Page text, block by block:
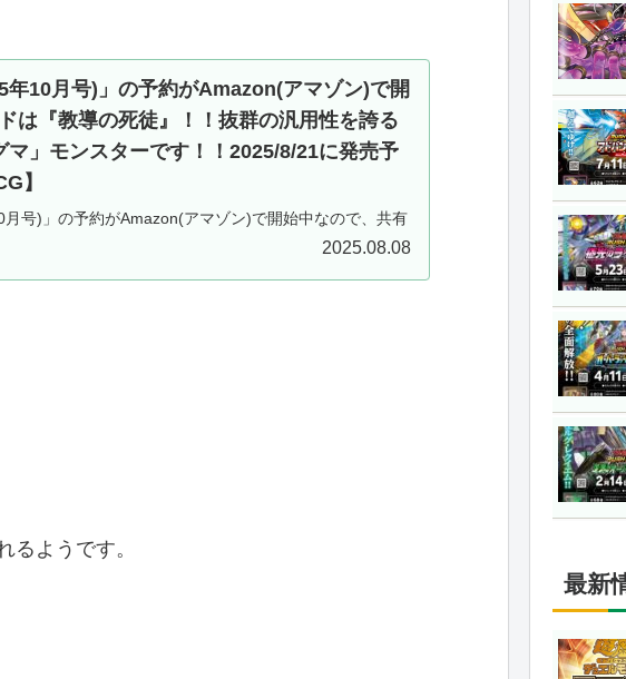
年10月号)」の予約がAmazon(アマゾン)で開
は『教導の死徒』！！抜群の汎用性を誇る
マ」モンスターです！！2025/8/21に発売予
】
号)」の予約がAmazon(アマゾン)で開始中なので、共有
属カードは『教導の死徒』！！抜群の汎用性を誇るレベ
2025.08.08
るようです。
最新